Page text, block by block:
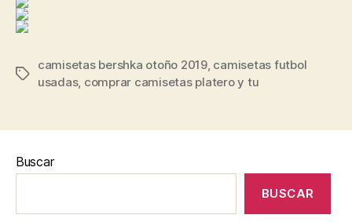
Etiquetas
camisetas bershka otoño 2019, camisetas futbol
usadas, comprar camisetas platero y tu
Buscar
BUSCAR